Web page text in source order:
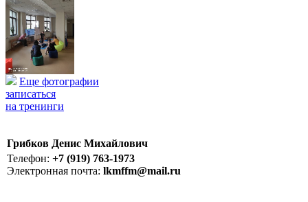
Еще фотографии
записаться
на тренинги
Грибков Денис Михайлович
Телефон: +7 (919) 763-1973
Электронная почта: lkmffm@mail.ru